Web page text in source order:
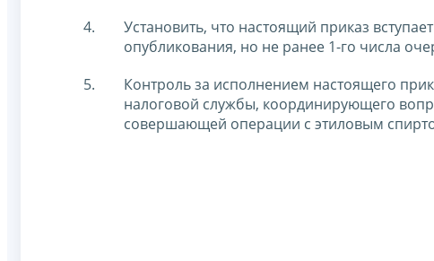
Установить, что настоящий приказ
опубликования, но не ранее 1-го числа
Контроль за исполнением настоящего
налоговой службы, координирующего
совершающей операции с этиловым